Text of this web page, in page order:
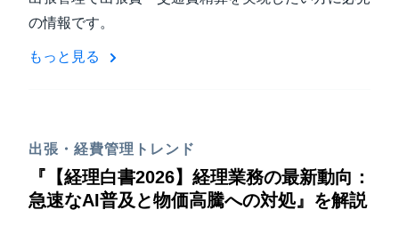
の情報です。
もっと見る
出張・経費管理トレンド
『【経理白書2026】経理業務の最新動向：
急速なAI普及と物価高騰への対処』を解説